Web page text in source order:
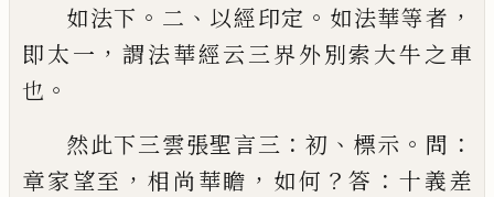
如法下 。 二 、 以經印定 。 如法華等者 ，
即太一 ，謂法華經云三界外別索大牛之車
也 。
然此下三雲張聖言三 ：初 、 標示 。 問 ：
章家望至 ， 相尚華瞻 ， 如何 ？答 ： 十義差